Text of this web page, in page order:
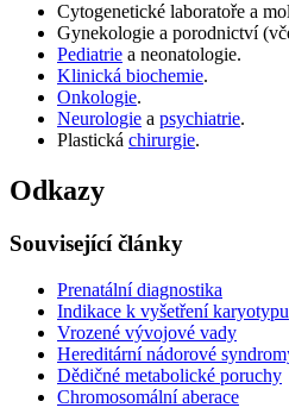
Cytogenetické laboratoře a
Gynekologie a porodnictví
Pediatrie a neonatologie.
Klinická biochemie.
Onkologie.
Neurologie a psychiatrie.
Plastická chirurgie.
Odkazy
Související články
Prenatální diagnostika
Indikace k vyšetření karyotypu
Vrozené vývojové vady
Hereditární nádorové
Dědičné metabolické poruchy
Chromosomální aberace